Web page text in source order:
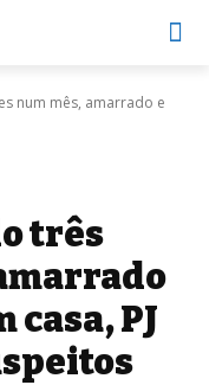
num mês, amarrado e
três
casa, PJ